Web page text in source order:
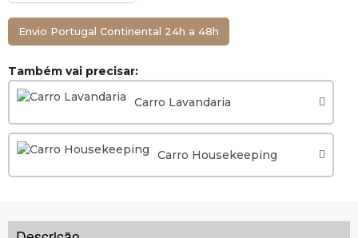
Envio Portugal Continental 24h a 48h
Também vai precisar:
Carro Lavandaria
Carro Housekeeping